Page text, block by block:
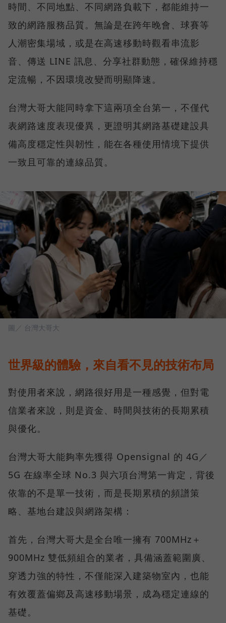
時間、不同地點、不同網路負載下，都能維持一
致的網路服務品質。無論是在跨年晚會、球賽等
人潮密集場域，或是在高速移動時觀看串流影
音、傳送 LINE 訊息、分享社群動態，確保維持穩
定流暢，不因環境改變而明顯降速。
台灣大哥大能同時拿下這兩項全台第一，不僅代
表網路速度表現優異，更證明其網路基礎建設具
備高度穩定性與韌性，能在各種使用情境下提供
一致且可靠的連線品質。
圖／ 台灣大哥大
世界級的體驗，來自看不見的技術布局
對使用者來說，網路很好用是一種感覺，但對電
信業者來說，則是資金、時間與技術的長期累積
與優化。
台灣大哥大能夠率先獲得 Opensignal 的 4G／
5G 在線率全球 No.3 與六項台灣第一肯定，背後
依靠的不是單一技術，而是長期累積的頻譜策
略、基地台建設與網路架構：
首先，台灣大哥大是全台唯一擁有 700MHz＋
900MHz 雙低頻組合的業者，具備涵蓋範圍廣、
穿透力強的特性，不僅能深入建築物室內，也能
有效覆蓋偏鄉及高速移動場景，成為穩定連線的
基礎。